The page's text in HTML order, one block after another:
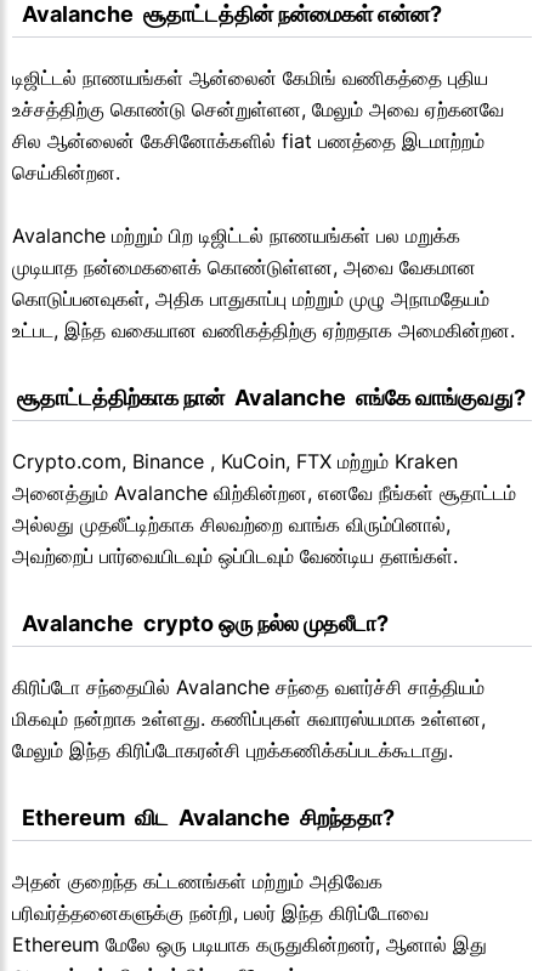
  Avalanche  சூதாட்டத்தின் நன்மைகள் என்ன?
டிஜிட்டல் நாணயங்கள் ஆன்லைன் கேமிங் வணிகத்தை புதிய
உச்சத்திற்கு கொண்டு சென்றுள்ளன, மேலும் அவை ஏற்கனவே
சில ஆன்லைன் கேசினோக்களில் fiat பணத்தை இடமாற்றம்
செய்கின்றன.
Avalanche மற்றும் பிற டிஜிட்டல் நாணயங்கள் பல மறுக்க
முடியாத நன்மைகளைக் கொண்டுள்ளன, அவை வேகமான
கொடுப்பனவுகள், அதிக பாதுகாப்பு மற்றும் முழு அநாமதேயம்
உட்பட, இந்த வகையான வணிகத்திற்கு ஏற்றதாக அமைகின்றன.
சூதாட்டத்திற்காக நான்  Avalanche  எங்கே வாங்குவது?
Crypto.com, Binance , KuCoin, FTX மற்றும் Kraken
அனைத்தும் Avalanche விற்கின்றன, எனவே நீங்கள் சூதாட்டம்
அல்லது முதலீட்டிற்காக சிலவற்றை வாங்க விரும்பினால்,
அவற்றைப் பார்வையிடவும் ஒப்பிடவும் வேண்டிய தளங்கள்.
  Avalanche  crypto ஒரு நல்ல முதலீடா?
கிரிப்டோ சந்தையில் Avalanche சந்தை வளர்ச்சி சாத்தியம்
மிகவும் நன்றாக உள்ளது. கணிப்புகள் சுவாரஸ்யமாக உள்ளன,
மேலும் இந்த கிரிப்டோகரன்சி புறக்கணிக்கப்படக்கூடாது.
  Ethereum  விட  Avalanche  சிறந்ததா?
அதன் குறைந்த கட்டணங்கள் மற்றும் அதிவேக
பரிவர்த்தனைகளுக்கு நன்றி, பலர் இந்த கிரிப்டோவை
Ethereum மேலே ஒரு படியாக கருதுகின்றனர், ஆனால் இது